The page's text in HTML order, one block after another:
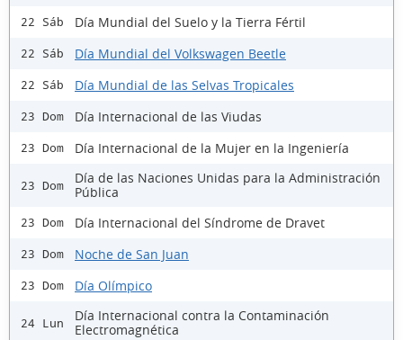
22 Sáb Día Mundial del Suelo y la Tierra Fértil
22 Sáb Día Mundial del Volkswagen Beetle
22 Sáb Día Mundial de las Selvas Tropicales
23 Dom Día Internacional de las Viudas
23 Dom Día Internacional de la Mujer en la Ingeniería
23 Dom
Día de las Naciones Unidas para la Administración
Pública
23 Dom Día Internacional del Síndrome de Dravet
23 Dom Noche de San Juan
23 Dom Día Olímpico
24 Lun
Día Internacional contra la Contaminación
Electromagnética